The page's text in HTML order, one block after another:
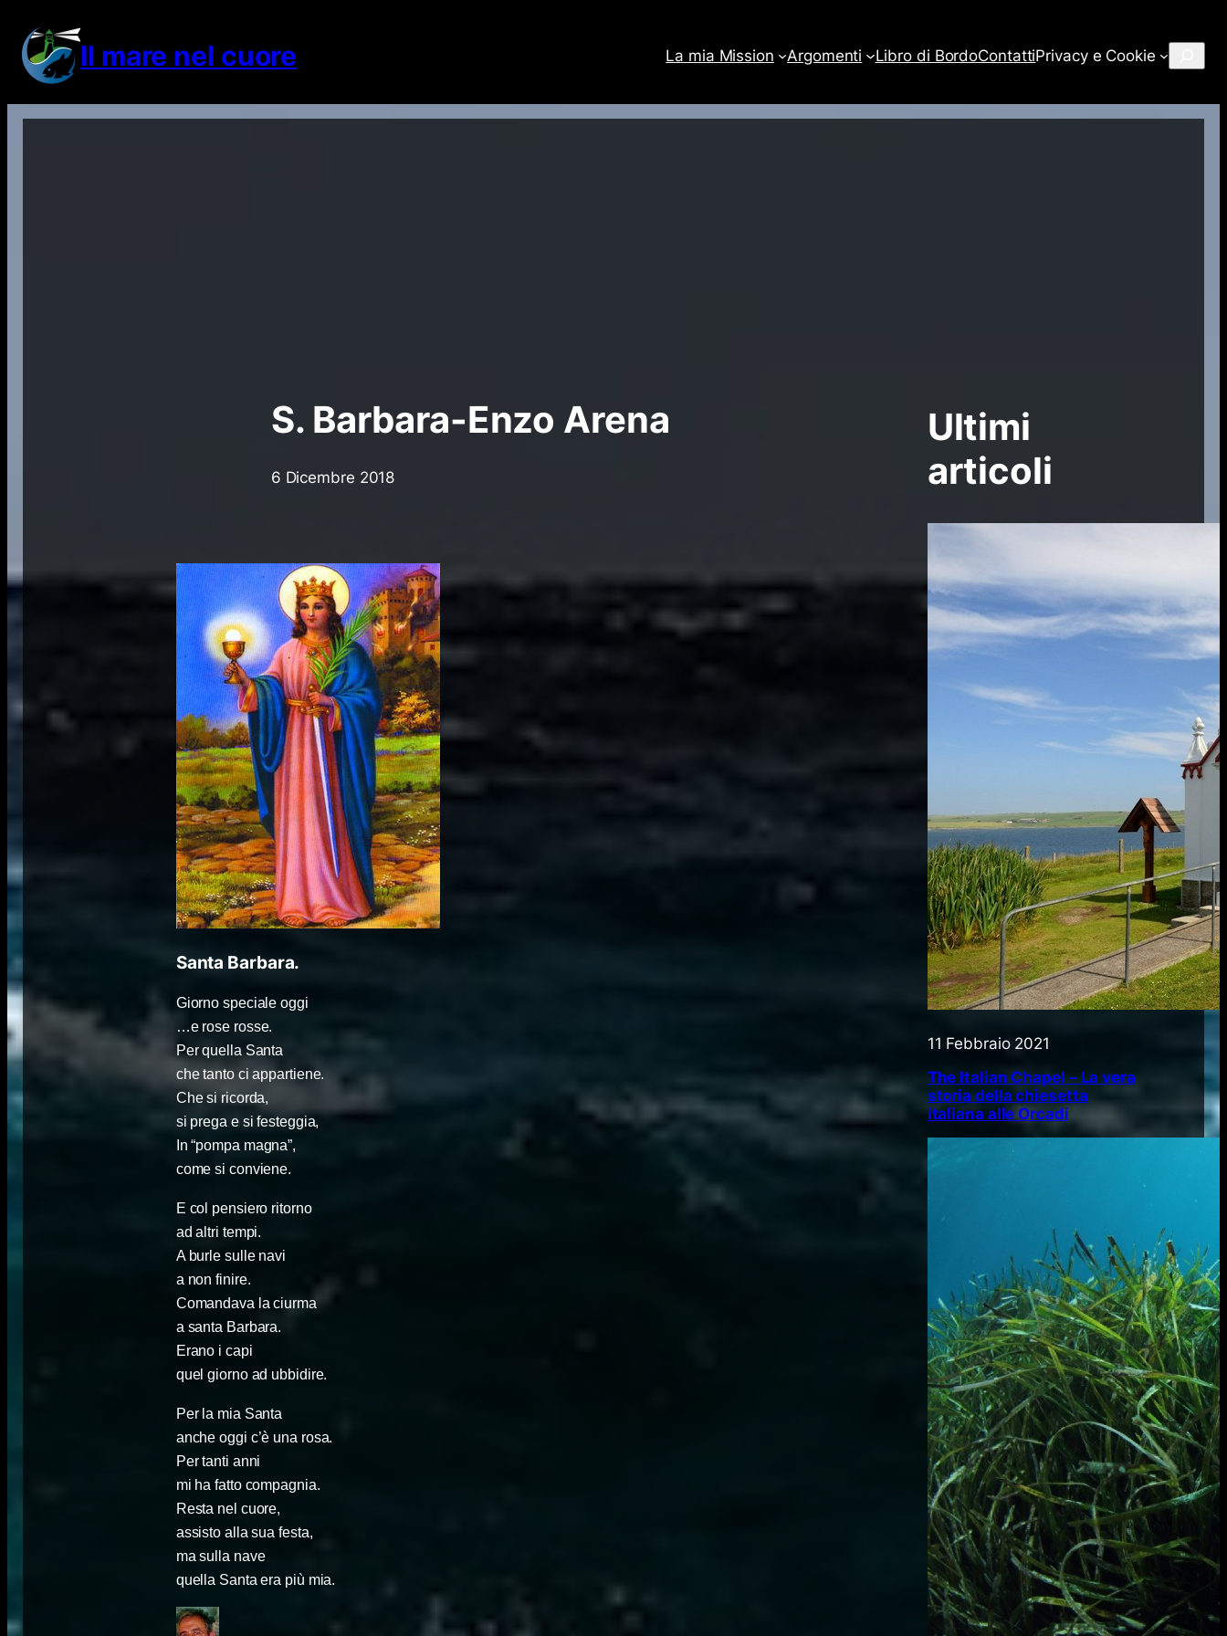
contenuto Il mare nel cuore La mia Mission Argomenti Libro di BordoContattiPrivacy e Cookie
S. Barbara-Enzo Arena
6 Dicembre 2018
Santa Barbara.
Giorno speciale oggi
…e rose rosse.
Per quella Santa
che tanto ci appartiene.
Che si ricorda,
si prega e si festeggia,
In “pompa magna”,
come si conviene.
E col pensiero ritorno
ad altri tempi.
A burle sulle navi
a non finire.
Comandava la ciurma
a santa Barbara.
Erano i capi
quel giorno ad ubbidire.
Per la mia Santa
anche oggi c’è una rosa.
Per tanti anni
mi ha fatto compagnia.
Resta nel cuore,
assisto alla sua festa,
ma sulla nave
quella Santa era più mia.
Ultimi
articoli
11 Febbraio 2021
The Italian Chapel – La vera
storia della chiesetta
italiana alle Orcadi